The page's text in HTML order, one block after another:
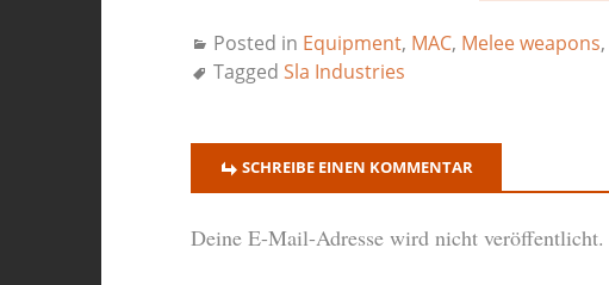
Posted in Equipment, MAC, Melee weapons,
Tagged Sla Industries
SCHREIBE EINEN KOMMENTAR
Deine E-Mail-Adresse wird nicht veröffentlicht.